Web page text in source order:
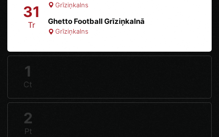
31
Tr
Grīziņkalns
Ghetto Football Grīziņkalnā
Grīziņkalns
1
Ct
2
Pt